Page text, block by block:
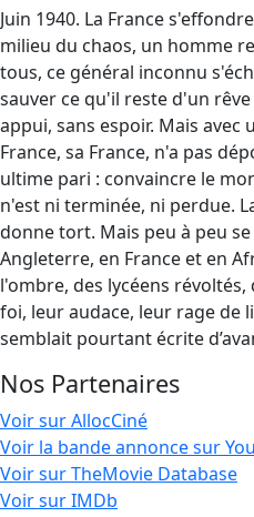
Juin 1940. La France
milieu du chaos, un homme
tous, ce général inconnu
sauver ce qu'il reste d'un
appui, sans espoir. Mais avec
France, sa France, n'a pas
ultime pari : convaincre le
n'est ni terminée, ni perdue.
donne tort. Mais peu à peu
Angleterre, en France et en
l'ombre, des lycéens
foi, leur audace, leur rage de
semblait pourtant écrite
Nos Partenaires
Voir sur AllocCiné
Voir la bande annonce sur
Voir sur TheMovie Database
Voir sur IMDb